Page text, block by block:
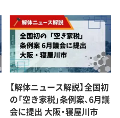
【解体ニュース解説】全国初
の「空き家税」条例案、6月議
会に提出 大阪・寝屋川市